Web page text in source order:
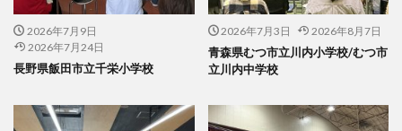
2026年7月9日
2026年7月24日
長野県飯田市立千栄小学校
2026年7月3日 2026年8月7日
青森県むつ市立川内小学校/むつ市
立川内中学校